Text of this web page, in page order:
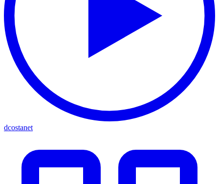
dcostanet